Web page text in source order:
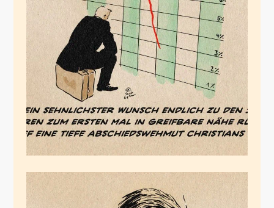
Lindner kurz vor
Karriereziel
Dezember 20, 2024